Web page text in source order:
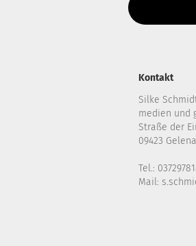
Kontakt
Silke
medien und
Straße der
09423
Tel.:
Mail: